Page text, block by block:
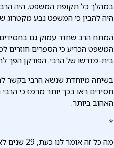
במהלך כל תקופת המשפט, היה
היה להבין כי המשפט נבע מקטרוג
המתח הרב שחדר עמוק גם
בית-מדרשו של הרבי. הפורקן הפך
בשיחה מיוחדת שנשא הרבי בקשר
האהוב ביותר.
*
מה כל זה אומר לנו כעת, 29 שנים לאחר מכן?